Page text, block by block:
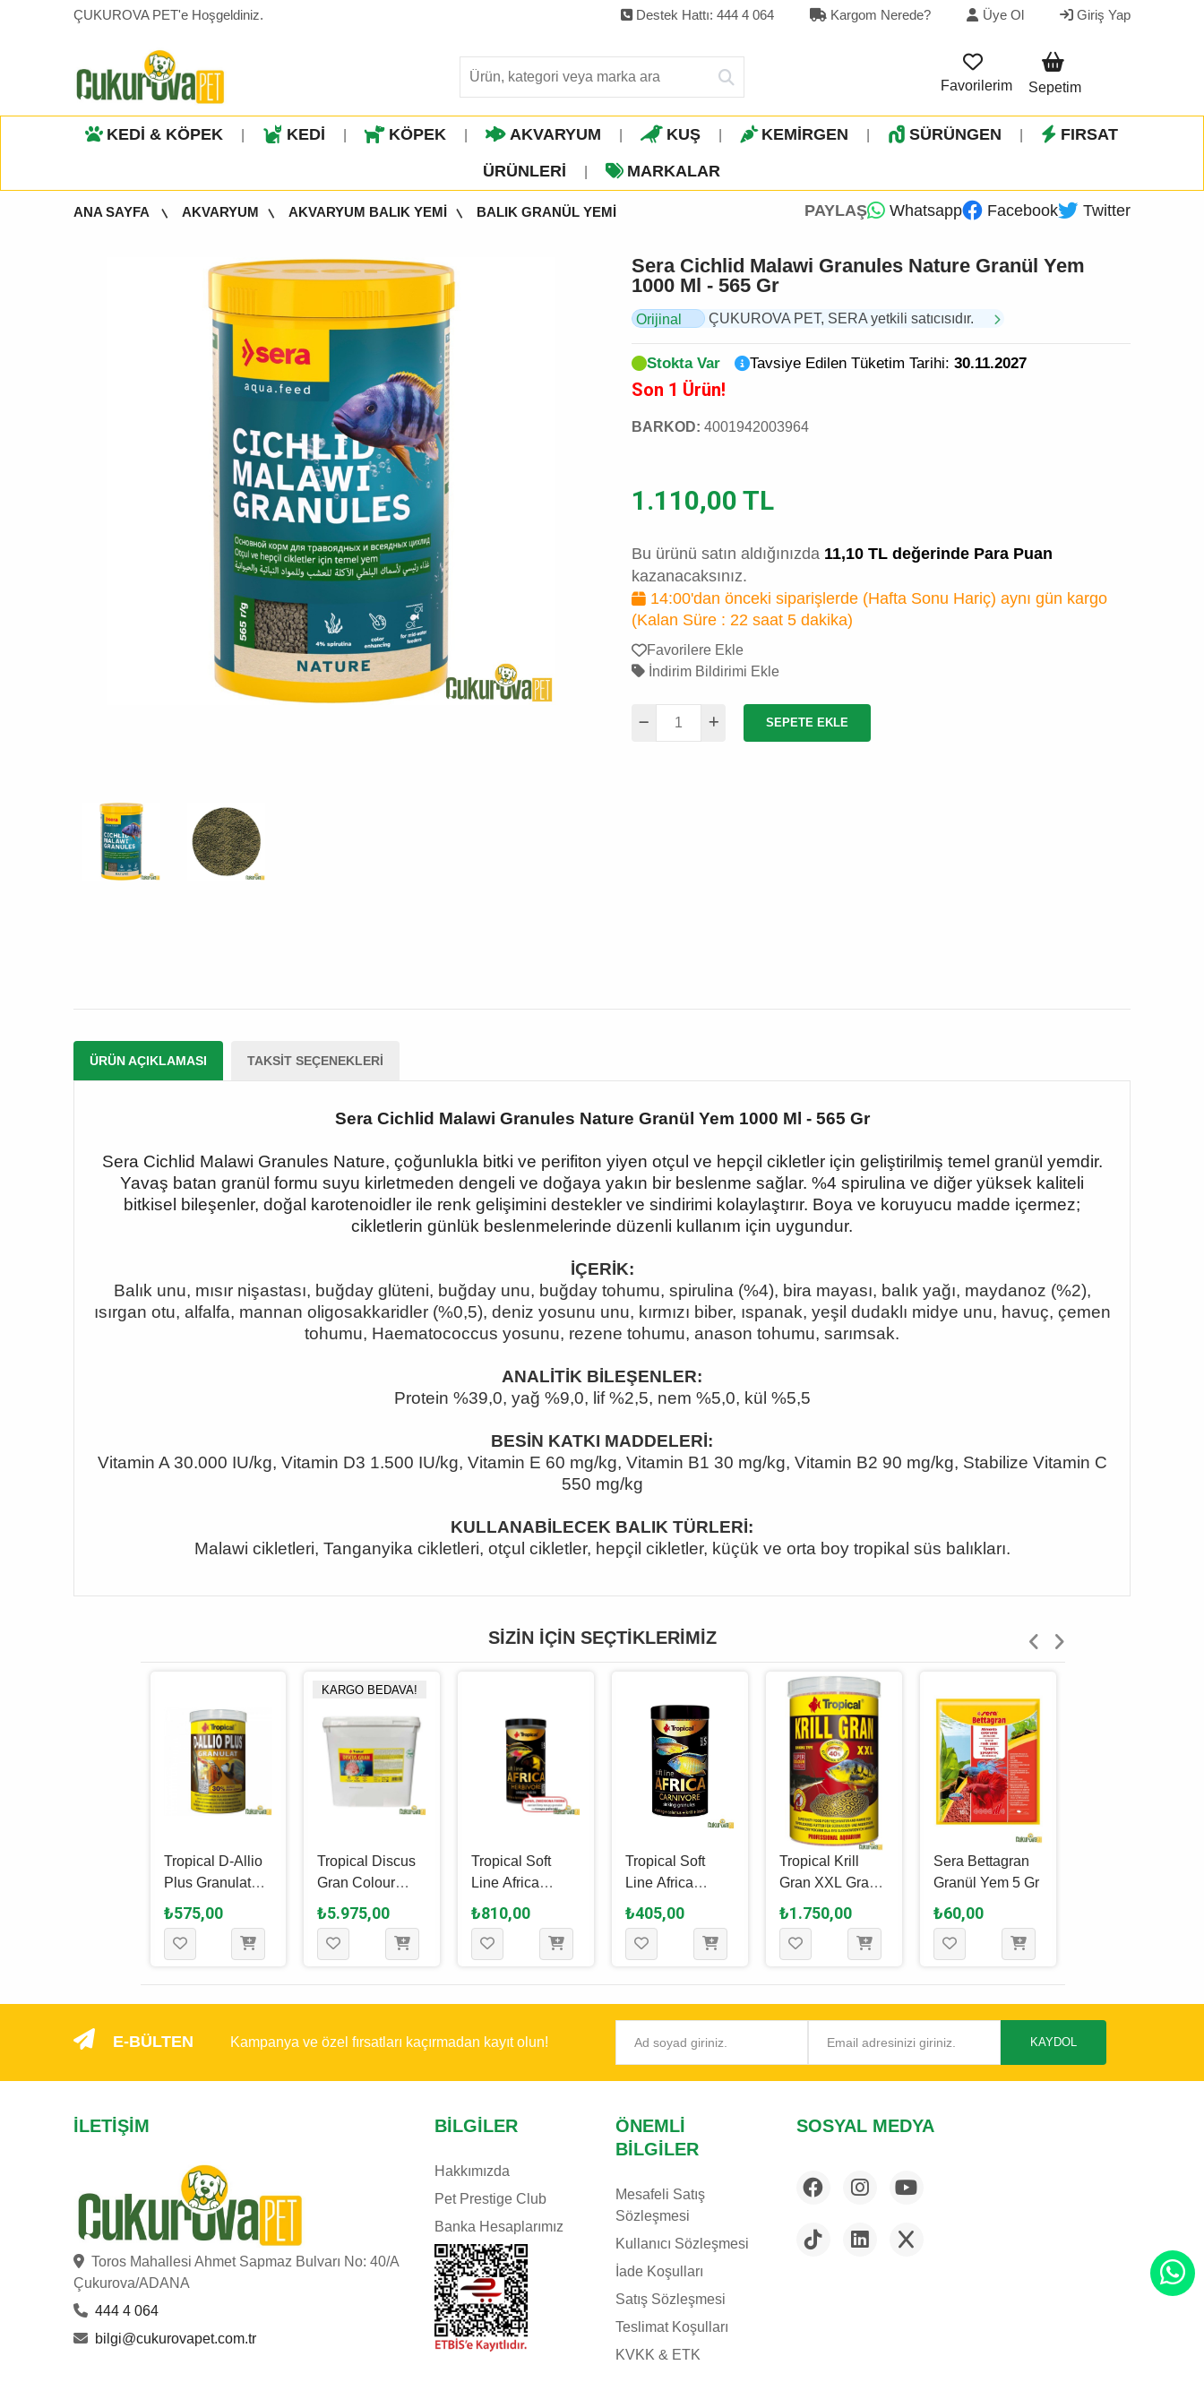
ÇUKUROVA PET'e Hoşgeldiniz. Destek Hattı: 444 4 064 Kargom Nerede? Üye Ol Giriş Yap
Favorilerim Sepetim
KEDİ & KÖPEK KEDİ KÖPEK AKVARYUM KUŞ KEMİRGEN SÜRÜNGEN FIRSAT
ÜRÜNLERI MARKALAR
ANA SAYFA AKVARYUM AKVARYUM BALIK YEMİ BALIK GRANÜL YEMİ PAYLAŞ Whatsapp Facebook Twitter
Sera Cichlid Malawi Granules Nature Granül Yem
1000 Ml - 565 Gr
Orijinal
ÇUKUROVA PET, SERA yetkili satıcısıdır.
Stokta Var Tavsiye Edilen Tüketim Tarihi: 30.11.2027
Son 1 Ürün!
BARKOD: 4001942003964
1.110,00 TL
Bu ürünü satın aldığınızda 11,10 TL değerinde Para Puan
kazanacaksınız.
14:00'dan önceki siparişlerde (Hafta Sonu Hariç) aynı gün kargo
(Kalan Süre : 22 saat 5 dakika)
Favorilere Ekle
İndirim Bildirimi Ekle
SEPETE EKLE
ÜRÜN AÇIKLAMASI TAKSIT SEÇENEKLERI
Sera Cichlid Malawi Granules Nature Granül Yem 1000 Ml - 565 Gr
Sera Cichlid Malawi Granules Nature, çoğunlukla bitki ve perifiton yiyen otçul ve hepçil cikletler için geliştirilmiş temel granül yemdir.
Yavaş batan granül formu suyu kirletmeden dengeli ve doğaya yakın bir beslenme sağlar. %4 spirulina ve diğer yüksek kaliteli
bitkisel bileşenler, doğal karotenoidler ile renk gelişimini destekler ve sindirimi kolaylaştırır. Boya ve koruyucu madde içermez;
cikletlerin günlük beslenmelerinde düzenli kullanım için uygundur.
İÇERİK:
Balık unu, mısır nişastası, buğday glüteni, buğday unu, buğday tohumu, spirulina (%4), bira mayası, balık yağı, maydanoz (%2),
ısırgan otu, alfalfa, mannan oligosakkaridler (%0,5), deniz yosunu unu, kırmızı biber, ıspanak, yeşil dudaklı midye unu, havuç, çemen
tohumu, Haematococcus yosunu, rezene tohumu, anason tohumu, sarımsak.
ANALİTİK BİLEŞENLER:
Protein %39,0, yağ %9,0, lif %2,5, nem %5,0, kül %5,5
BESİN KATKI MADDELERİ:
Vitamin A 30.000 IU/kg, Vitamin D3 1.500 IU/kg, Vitamin E 60 mg/kg, Vitamin B1 30 mg/kg, Vitamin B2 90 mg/kg, Stabilize Vitamin C
550 mg/kg
KULLANABİLECEK BALIK TÜRLERİ:
Malawi cikletleri, Tanganyika cikletleri, otçul cikletler, hepçil cikletler, küçük ve orta boy tropikal süs balıkları.
SIZIN İÇIN SEÇTIKLERIMIZ
Tropical D-Allio
Plus Granulat
Granül Yem 250
Ml - 150 Gr
₺575,00
KARGO BEDAVA!
Tropical Discus
Gran Colour
Granül Yem 10 L
- 5.5 KG
₺5.975,00
Tropical Soft
Line Africa
Herbivore Size S
Stick Yem 250
Ml - 150 Gr
₺810,00
Tropical Soft
Line Africa
Carnivore Size S
Granül Yem 100
Ml - 60 Gr
₺405,00
Tropical Krill
Gran XXL Granül
Yem 1000 Ml -
500 Gr
₺1.750,00
Sera Bettagran
Granül Yem 5 Gr
₺60,00
E-BÜLTEN Kampanya ve özel fırsatları kaçırmadan kayıt olun! KAYDOL
İLETIŞIM
Toros Mahallesi Ahmet Sapmaz Bulvarı No: 40/A
Çukurova/ADANA
444 4 064
bilgi@cukurovapet.com.tr
BILGILER
Hakkımızda
Pet Prestige Club
Banka Hesaplarımız
ÖNEMLI
BILGILER
Mesafeli Satış
Sözleşmesi
Kullanıcı Sözleşmesi
İade Koşulları
Satış Sözleşmesi
Teslimat Koşulları
KVKK & ETK
SOSYAL MEDYA